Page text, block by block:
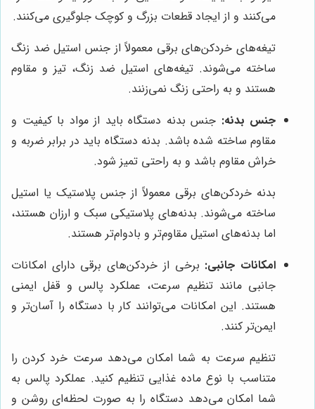
می‌کنند و از ایجاد قطعات بزرگ و کوچک جلوگیری می‌کنند.
تیغه‌های خردکن‌های برقی معمولاً از جنس استیل ضد زنگ
ساخته می‌شوند. تیغه‌های استیل ضد زنگ، تیز و مقاوم
هستند و به راحتی زنگ نمی‌زنند.
جنس بدنه: جنس بدنه دستگاه باید از مواد با کیفیت و
مقاوم ساخته شده باشد. بدنه دستگاه باید در برابر ضربه و
خراش مقاوم باشد و به راحتی تمیز شود.
بدنه خردکن‌های برقی معمولاً از جنس پلاستیک یا استیل
ساخته می‌شوند. بدنه‌های پلاستیکی سبک و ارزان هستند،
اما بدنه‌های استیل مقاوم‌تر و بادوام‌تر هستند.
امکانات جانبی: برخی از خردکن‌های برقی دارای امکانات
جانبی مانند تنظیم سرعت، عملکرد پالس و قفل ایمنی
هستند. این امکانات می‌توانند کار با دستگاه را آسان‌تر و
ایمن‌تر کنند.
تنظیم سرعت به شما امکان می‌دهد سرعت خرد کردن را
متناسب با نوع ماده غذایی تنظیم کنید. عملکرد پالس به
شما امکان می‌دهد دستگاه را به صورت لحظه‌ای روشن و